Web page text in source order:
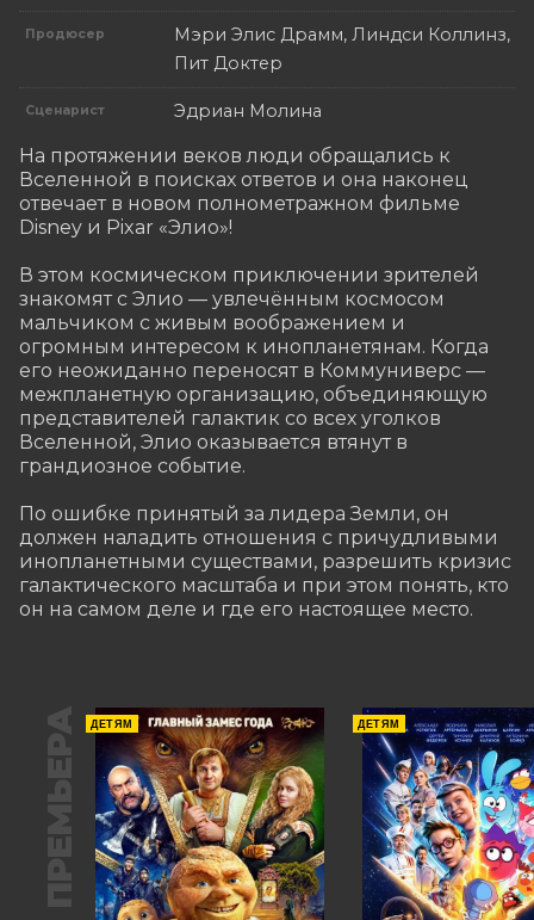
Продюсер
Мэри Элис Драмм, Линдси Коллинз,
Пит Доктер
Сценарист Эдриан Молина
На протяжении веков люди обращались к
Вселенной в поисках ответов и она наконец
отвечает в новом полнометражном фильме
Disney и Pixar «Элио»!
В этом космическом приключении зрителей
знакомят с Элио — увлечённым космосом
мальчиком с живым воображением и
огромным интересом к инопланетянам. Когда
его неожиданно переносят в Коммуниверс —
межпланетную организацию, объединяющую
представителей галактик со всех уголков
Вселенной, Элио оказывается втянут в
грандиозное событие.
По ошибке принятый за лидера Земли, он
должен наладить отношения с причудливыми
инопланетными существами, разрешить кризис
галактического масштаба и при этом понять, кто
он на самом деле и где его настоящее место.
ПРЕМЬЕРА ДЕТЯМ ДЕТЯМ